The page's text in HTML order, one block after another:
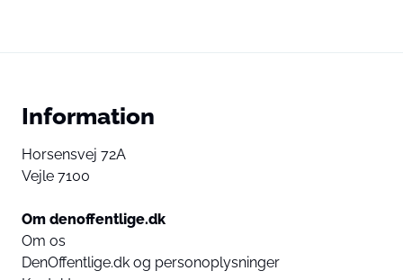
Information
Horsensvej 72A
Vejle 7100
Om denoffentlige.dk
Om os
DenOffentlige.dk og personoplysninger